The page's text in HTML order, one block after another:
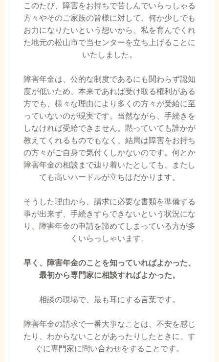
このたび、障害をお持ちで苦しんでいらっしゃる
方々やそのご家族の皆様に対して、何か少しでも
お力になりたいという想いから、私を育んでくれ
た地元の松山市で当センターを立ち上げることに
いたしました。
障害年金は、公的な制度であるにも関わらず認知
度が低いため、本来であれば受け取る権利がある
方でも、様々な理由により多くの方々が受給に至
っていないのが現実です。当然ながら、手続きを
しなければ受給できません。黙っていても誰かが
教えてくれるものでもなく、結局は障害をお持ち
の方々がご自身で気付くしかないのです。何とか
障害年金の相談まで辿り着いたとしても、またし
ても高いハードルが立ちはだかります。
そうした理由から、請求に必要な書類を準備する
事が出来ず、手続きすらできないという状況にな
り、障害年金の申請を諦めてしまっている方が多
くいらっしゃいます。
早く、障害年金のことを知っていればよかった、
最初から専門家に相談すればよかった。
相談の現場で、最も耳にする言葉です。
障害年金の請求で一番大事なことは、不安を感じ
たり、わからないことがあったりしたときに、す
ぐに専門家に問い合わせをすることです。